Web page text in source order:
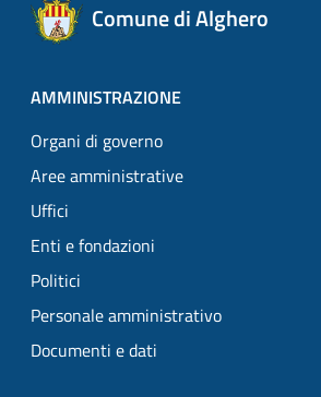
Comune di Alghero
AMMINISTRAZIONE
Organi di governo
Aree amministrative
Uffici
Enti e fondazioni
Politici
Personale amministrativo
Documenti e dati